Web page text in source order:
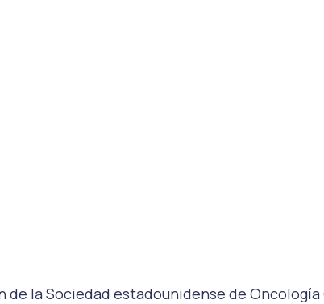
de la Sociedad estadounidense de